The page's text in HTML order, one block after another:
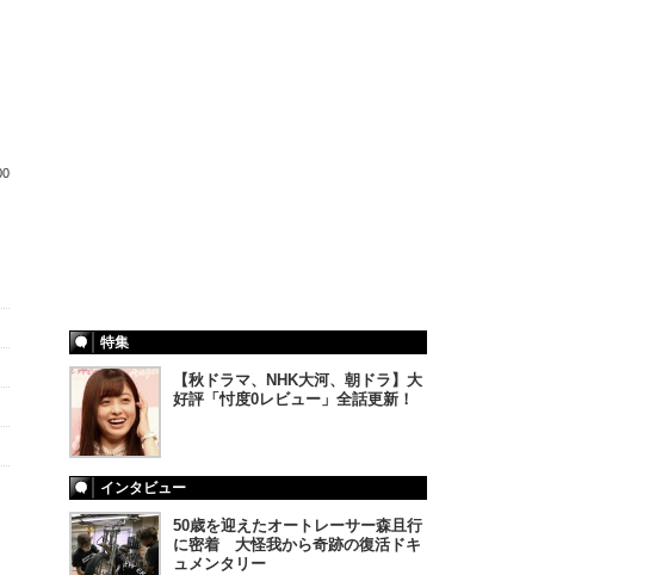
特集
【秋ドラマ、NHK大河、朝ドラ】大
好評「忖度0レビュー」全話更新！
インタビュー
50歳を迎えたオートレーサー森且行
に密着 大怪我から奇跡の復活ドキ
ュメンタリー